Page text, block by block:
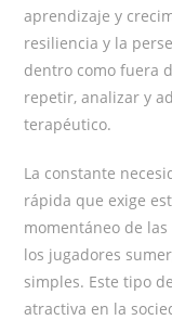
aprendizaje y
resiliencia y la
dentro como fuera
repetir, analizar y
terapéutico.
La constante
rápida que exige
momentáneo de
los jugadores
simples. Este tipo
atractiva en la